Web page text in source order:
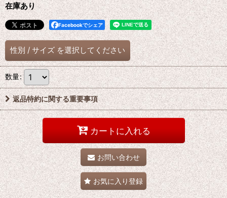
在庫あり
Facebookでシェア
性別 / サイズ を選択してください
数量:
返品特約に関する重要事項
カートに入れる
お問い合わせ
お気に入り登録